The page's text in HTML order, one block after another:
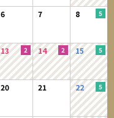
6 7 8
13 14 15
20 21 22